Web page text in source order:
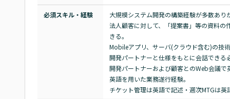
必須スキル・経験
大規模システム開発の構築経験が多数あり
法人顧客に対して、「提案書」等の資料
きる。
Mobileアプリ、サーバ(クラウド含む)の技
開発パートナーと仕様をもとに会話できる
開発パートナーおよび顧客とのWeb会議
英語を用いた業務遂行経験。
チケット管理は英語で記述・週次MTGは英